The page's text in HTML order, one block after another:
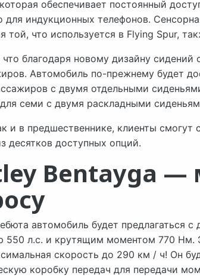
обеспечивает постоянный
для индукционных телефонов.
той, что используется в Flying Spur,
что благодаря новому дизайну
Автомобиль по-прежнему будет
с двумя отдельными
семи с двумя раскладными
и в предшественнике, клиенты смогут
десятков доступных опций.
Bentayga —
автомобиль будет предлагаться
л.с. и крутящим моментом 770 Нм.
скорость до 290 км / ч! Он
коробку передач для передачи